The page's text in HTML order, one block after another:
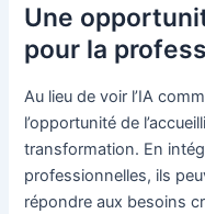
Une
pour la
Au lieu de voir l’IA
l’opportunité de
transformation. En
professionnelles, ils
répondre aux besoins